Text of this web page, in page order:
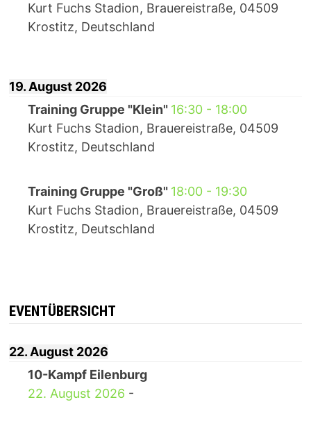
Kurt Fuchs Stadion, Brauereistraße, 04509
Krostitz, Deutschland
19. August 2026
Training Gruppe "Klein" 16:30- 18:00
Kurt Fuchs Stadion, Brauereistraße, 04509
Krostitz, Deutschland
Training Gruppe "Groß" 18:00- 19:30
Kurt Fuchs Stadion, Brauereistraße, 04509
Krostitz, Deutschland
EVENTÜBERSICHT
22. August 2026
10-Kampf Eilenburg
22. August 2026 -